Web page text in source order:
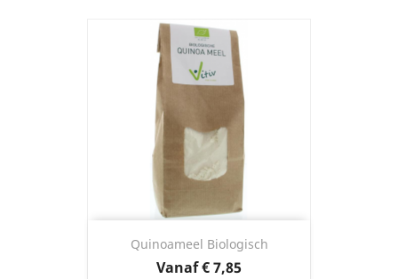
Quinoameel Biologisch
VanafPrijs
€ 7,85